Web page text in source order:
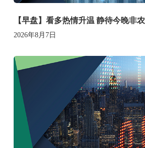
【早盘】看多热情升温 静待今晚非农
2026年8月7日